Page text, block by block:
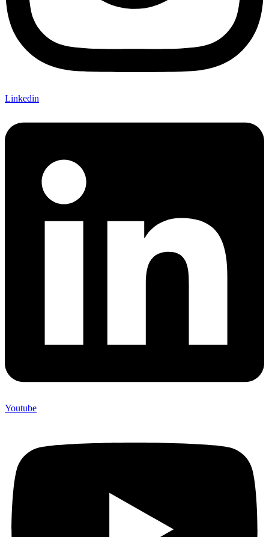
Linkedin
Youtube